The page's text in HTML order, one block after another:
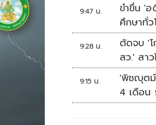
9:47 น.
ขำขื่น '
ศึกษาทั่
แบบระบ
9:28 น.
ตัดจบ '
สว.' สา
9:15 น.
'พิชญุตม์
4 เดือน
ข้าว-ยา